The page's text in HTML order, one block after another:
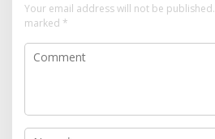
Your email address will not be published.
marked *